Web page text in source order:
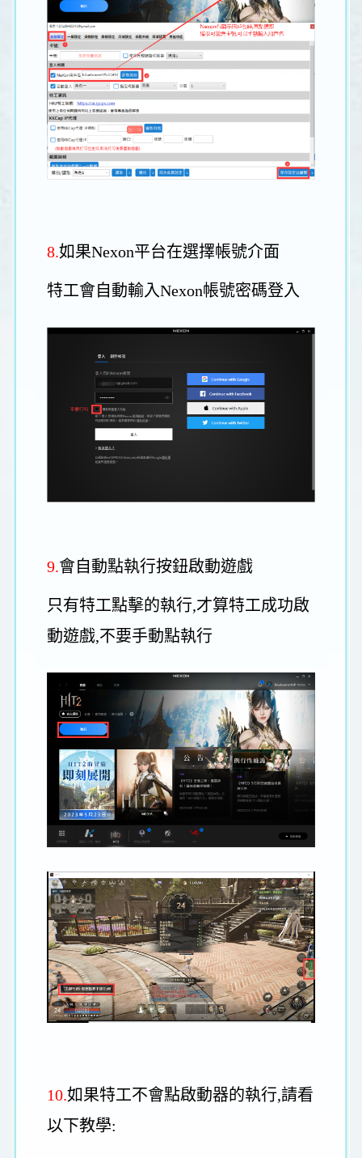
8.如果Nexon平台在選擇帳號介面
特工會自動輸入Nexon帳號密碼登入
9.會自動點執行按鈕啟動遊戲
只有特工點擊的執行,才算特工成功啟
動遊戲,不要手動點執行
10.如果特工不會點啟動器的執行,請看
以下教學: